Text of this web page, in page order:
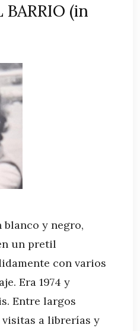
BARRIO (in
blanco y negro,
un pretil
con varios
Era 1974 y
Entre largos
visitas a librerías y